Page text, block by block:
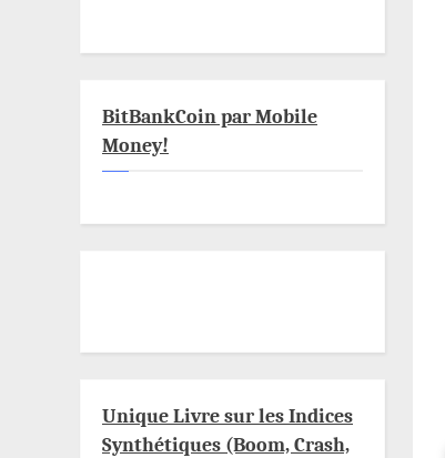
BitBankCoin par Mobile
Money!
Unique Livre sur les Indices
Synthétiques (Boom, Crash,